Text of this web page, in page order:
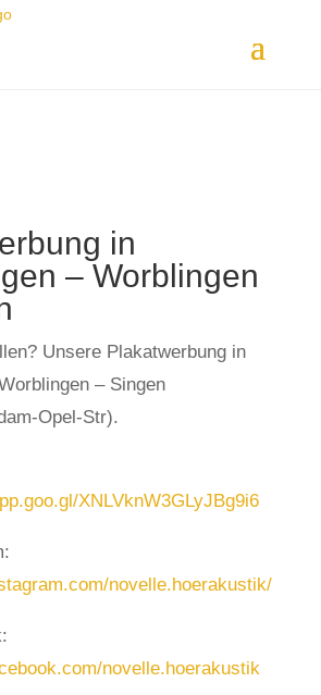
in
– Worblingen
Unsere Plakatwerbung in
– Singen
Opel-Str).
XNLVknW3GLyJBg9i6
novelle.hoerakustik/
novelle.hoerakustik